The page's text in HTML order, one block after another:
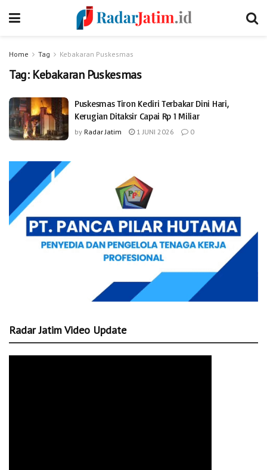
Home Tag Kebakaran Puskesmas
Tag: Kebakaran Puskesmas
Puskesmas Tiron Kediri Terbakar Dini Hari,
Kerugian Ditaksir Capai Rp 1 Miliar
by Radar Jatim 1 JUNI 2026 0
Radar Jatim Video Update